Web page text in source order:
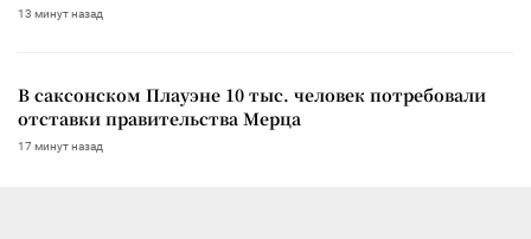
13 минут назад
В саксонском Плауэне 10 тыс. человек потребовали
отставки правительства Мерца
17 минут назад